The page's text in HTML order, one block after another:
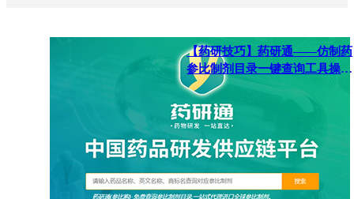
【药研技巧】药研通——仿制药
参比制剂目录一键查询工具操作
指南